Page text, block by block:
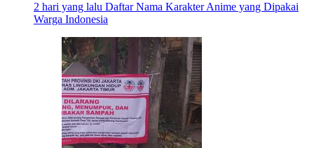
2 hari yang lalu Daftar Nama Karakter Anime yang Dipakai
Warga Indonesia